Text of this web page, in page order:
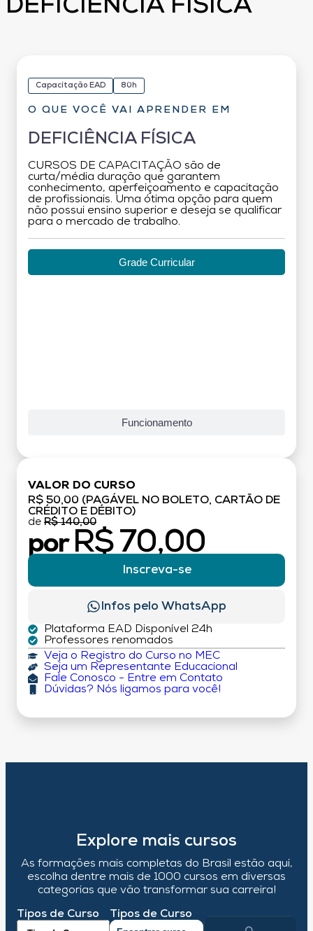
DEFICIÊNCIA FÍSICA
Capacitação EAD 80h
O QUE VOCÊ VAI APRENDER EM
DEFICIÊNCIA FÍSICA
CURSOS DE CAPACITAÇÃO são de
curta/média duração que garantem
conhecimento, aperfeiçoamento e capacitação
de profissionais. Uma ótima opção para quem
não possui ensino superior e deseja se qualificar
para o mercado de trabalho.
Grade Curricular
Funcionamento
VALOR DO CURSO
R$ 50,00 (PAGÁVEL NO BOLETO, CARTÃO DE
CRÉDITO E DÉBITO)
de R$ 140,00
por R$ 70,00
Inscreva-se
Infos pelo WhatsApp
Plataforma EAD Disponível 24h
Professores renomados
Veja o Registro do Curso no MEC
Seja um Representante Educacional
Fale Conosco - Entre em Contato
Dúvidas? Nós ligamos para você!
Explore mais cursos
As formações mais completas do Brasil estão aqui,
escolha dentre mais de 1000 cursos em diversas
categorias que vão transformar sua carreira!
Tipos de Curso Tipos de Curso